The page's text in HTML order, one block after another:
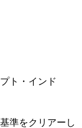
ト・インド
準をクリアーし